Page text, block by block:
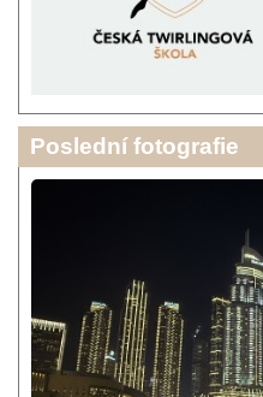
Poslední fotografie